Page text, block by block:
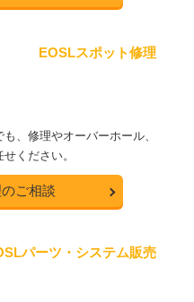
EOSLスポット修理
、修理やオーバーホール、
ください。
ご相談
パーツ・システム販売